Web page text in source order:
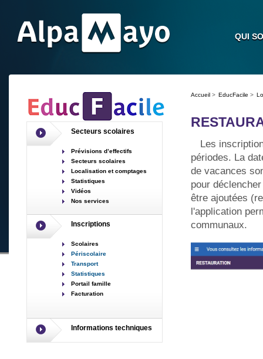
QUI
Secteurs scolaires
Prévisions d’effectifs
Secteurs scolaires
Localisation et comptages
Statistiques
Vidéos
Nos services
Inscriptions
Scolaires
Périscolaire
Transport
Statistiques
Portail famille
Facturation
Informations techniques
Accueil > EducFacile >
Les inscriptions
périodes. La
de vacances
pour
être ajoutées
l'application
communaux.